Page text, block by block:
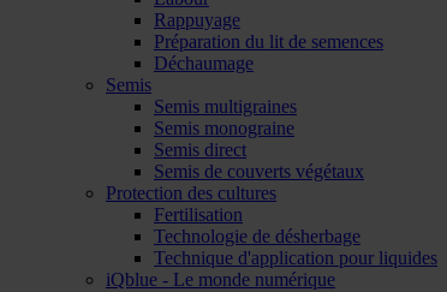
Rappuyage
Préparation du lit de semences
Déchaumage
Semis
Semis multigraines
Semis monograine
Semis direct
Semis de couverts végétaux
Protection des cultures
Fertilisation
Technologie de désherbage
Technique d'application pour liquides
iQblue - Le monde numérique